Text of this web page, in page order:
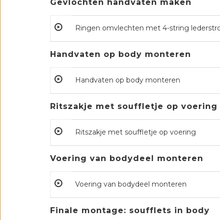
Gevlochten handvaten maken
Ringen omvlechten met 4-string
Handvaten op body monteren
Handvaten op body monteren
Ritszakje met souffletje op voering
Ritszakje met souffletje op voering
Voering van bodydeel monteren
Voering van bodydeel monteren
Finale montage: soufflets in body